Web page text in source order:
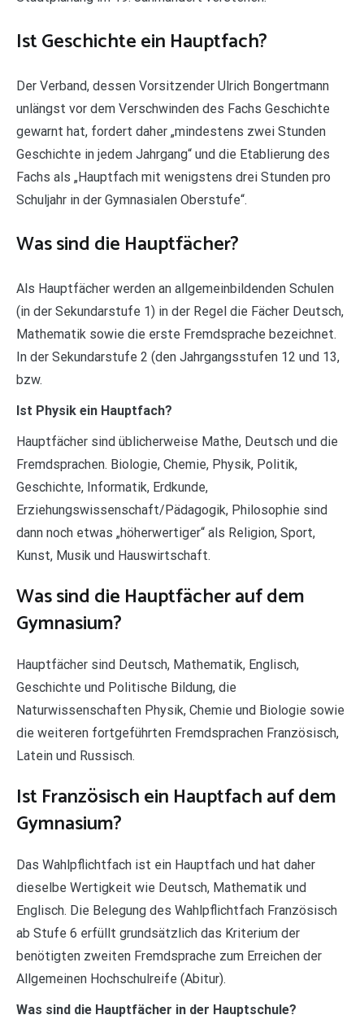
Ist Geschichte ein Hauptfach?
Der Verband, dessen Vorsitzender Ulrich Bongertmann
unlängst vor dem Verschwinden des Fachs Geschichte
gewarnt hat, fordert daher „mindestens zwei Stunden
Geschichte in jedem Jahrgang“ und die Etablierung des
Fachs als „Hauptfach mit wenigstens drei Stunden pro
Schuljahr in der Gymnasialen Oberstufe“.
Was sind die Hauptfächer?
Als Hauptfächer werden an allgemeinbildenden Schulen
(in der Sekundarstufe 1) in der Regel die Fächer Deutsch,
Mathematik sowie die erste Fremdsprache bezeichnet.
In der Sekundarstufe 2 (den Jahrgangsstufen 12 und 13,
bzw.
Ist Physik ein Hauptfach?
Hauptfächer sind üblicherweise Mathe, Deutsch und die
Fremdsprachen. Biologie, Chemie, Physik, Politik,
Geschichte, Informatik, Erdkunde,
Erziehungswissenschaft/Pädagogik, Philosophie sind
dann noch etwas „höherwertiger“ als Religion, Sport,
Kunst, Musik und Hauswirtschaft.
Was sind die Hauptfächer auf dem
Gymnasium?
Hauptfächer sind Deutsch, Mathematik, Englisch,
Geschichte und Politische Bildung, die
Naturwissenschaften Physik, Chemie und Biologie sowie
die weiteren fortgeführten Fremdsprachen Französisch,
Latein und Russisch.
Ist Französisch ein Hauptfach auf dem
Gymnasium?
Das Wahlpflichtfach ist ein Hauptfach und hat daher
dieselbe Wertigkeit wie Deutsch, Mathematik und
Englisch. Die Belegung des Wahlpflichtfach Französisch
ab Stufe 6 erfüllt grundsätzlich das Kriterium der
benötigten zweiten Fremdsprache zum Erreichen der
Allgemeinen Hochschulreife (Abitur).
Was sind die Hauptfächer in der Hauptschule?